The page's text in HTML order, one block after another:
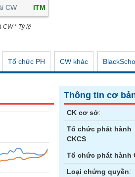
CW
ITM
CW * Tỷ lệ
Tổ chức PH CW khác
Thông tin cơ
CK cơ sở:
Tổ chức phát hành
CKCS:
Tổ chức phát hành
Loại chứng quyền:
TIN MỚI